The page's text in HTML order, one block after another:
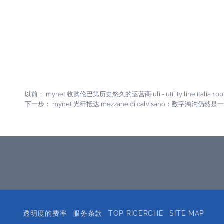
以前： mynet 收购伦巴第历史悠久的运营商 uli - utility line italia
下一步： mynet 光纤抵达 mezzane di calvisano：数字鸿沟仍然是
透明度的费率 服务条款 TOP RICERCHE SITE MAP